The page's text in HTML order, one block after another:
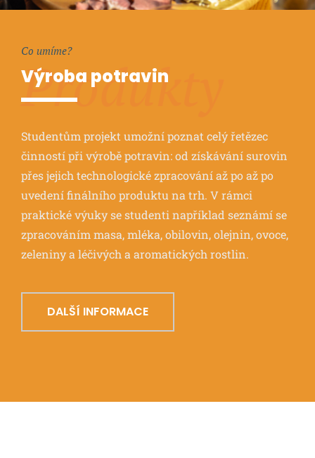
Produkty
Co umíme?
Výroba potravin
Studentům projekt umožní poznat celý řetězec
činností při výrobě potravin: od získávání surovin
přes jejich technologické zpracování až po až po
uvedení finálního produktu na trh. V rámci
praktické výuky se studenti například seznámí se
zpracováním masa, mléka, obilovin, olejnin, ovoce,
zeleniny a léčivých a aromatických rostlin.
DALŠÍ INFORMACE